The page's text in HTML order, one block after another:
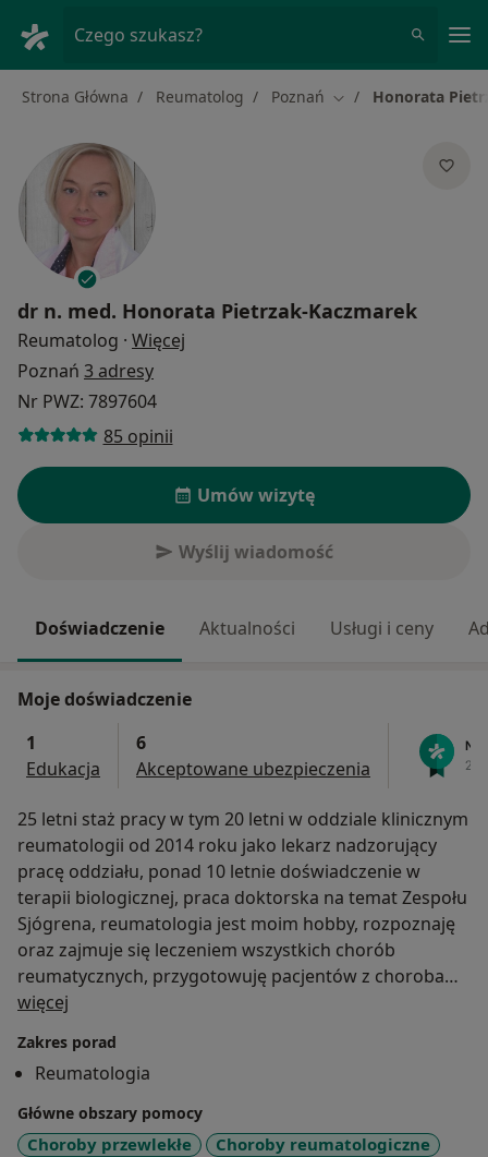
Czego szukasz?
Strona Główna Reumatolog Poznań Zmień miasto
Honorata
dr n. med. Honorata Pietrzak-Kaczmarek
Reumatolog · Więcej
Poznań 3 adresy
Nr PWZ: 7897604
85 opinii
Umów wizytę
Wyślij wiadomość
Doświadczenie Aktualności Usługi i ceny
Moje doświadczenie
1
Edukacja
6
Akceptowane ubezpieczenia
25 letni staż pracy w tym 20 letni w oddziale klinicznym
reumatologii od 2014 roku jako lekarz nadzorujący
pracę oddziału, ponad 10 letnie doświadczenie w
terapii biologicznej, praca doktorska na temat Zespołu
Sjógrena, reumatologia jest moim hobby, rozpoznaję
oraz zajmuje się leczeniem wszystkich chorób
reumatycznych, przygotowuję pacjentów z chorobami
reumatycznymi do zabiegów operacyjnych, kwalifikuję
punkcje stawów, kapilaroskopię, test Schirmera.
Regularnie uczestniczę w kursach ( USG,
kapilaroskopii) i konferencjach międzynarodowych np
EULAR
więcej
Zakres porad
Reumatologia
Główne obszary pomocy
Choroby przewlekłe
Choroby reumatologiczne